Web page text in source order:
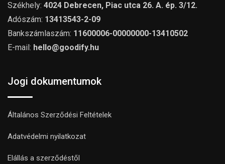
Székhely: 4024 Debrecen, Piac utca 26. A. ép. 3/12.
Adószám: 13413543-2-09
Bankszámlaszám: 11600006-00000000-13410502
E-mail: hello@goodify.hu
Jogi dokumentumok
Általános Szerződési Feltételek
Adatvédelmi nyilatkozat
Elállás a szerződéstől